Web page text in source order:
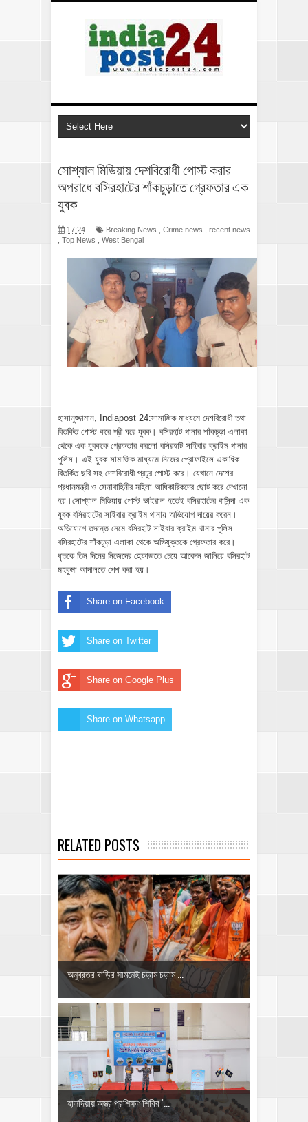
সোশ্যাল মিডিয়ায় দেশবিরোধী পোস্ট করার
অপরাধে বসিরহাটের শাঁকচুড়াতে গ্রেফতার এক
যুবক
17:24 Breaking News Crime news
recent news
Top News West Bengal
হাসানুজ্জামান, Indiapost 24:সামাজিক মাধ্যমে দেশবিরোধী তথা
বিতর্কিত পোস্ট করে শ্রী ঘরে যুবক। বসিরহাট থানার শাঁকচুড়া এলাকা
থেকে এক যুবককে গ্রেফতার করলো বসিরহাট সাইবার ক্রাইম থানার
পুলিস। এই যুবক সামাজিক মাধ্যমে নিজের প্রোফাইলে একাধিক
বিতর্কিত ছবি সহ দেশবিরোধী প্রচুর পোস্ট করে। যেখানে দেশের
প্রধানমন্ত্রী ও সেনাবাহিনীর মহিলা আধিকারিকদের ছোট করে দেখানো
হয়।সোশ্যাল মিডিয়ায় পোস্ট ভাইরাল হতেই বসিরহাটের বাসিন্দা এক
যুবক বসিরহাটের সাইবার ক্রাইম থানায় অভিযোগ দায়ের করেন।
অভিযোগে তদন্তে নেমে বসিরহাট সাইবার ক্রাইম থানার পুলিস
বসিরহাটের শাঁকচুড়া এলাকা থেকে অভিযুক্তকে গ্রেফতার করে।
ধৃতকে তিন দিনের নিজেদের হেফাজতে চেয়ে আবেদন জানিয়ে বসিরহাট
মহকুমা আদালতে পেশ করা হয়।
Share on Facebook
Share on Twitter
Share on Google Plus
Share on Whatsapp
RELATED POSTS
অনুব্রতর বাড়ির সামনেই চড়াম চড়াম ...
হালদিয়ায় অস্ত্র প্রশিক্ষণ শিবির ‘...